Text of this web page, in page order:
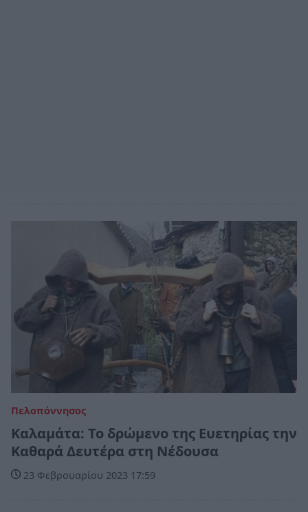
Πελοπόννησος
Καλαμάτα: Το δρώμενο της Ευετηρίας την
Καθαρά Δευτέρα στη Νέδουσα
23 Φεβρουαρίου 2023 17:59